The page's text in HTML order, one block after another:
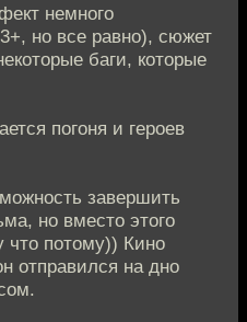
немного
но все равно), сюжет
баги, которые
погоня и героев
завершить
но вместо этого
потому)) Кино
отправился на дно